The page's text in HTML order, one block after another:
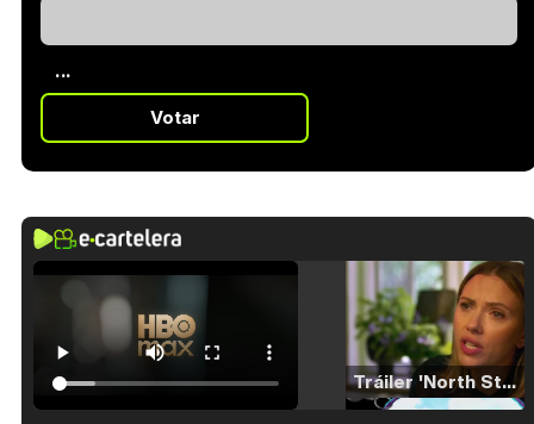
...
Votar
Tráiler 'North Star' (2023)